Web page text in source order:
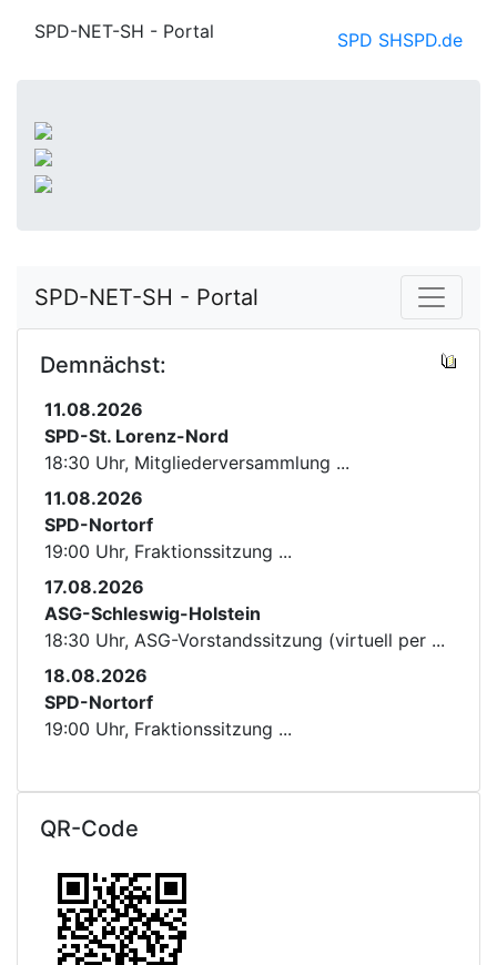
SPD-NET-SH - Portal SPD SHSPD.de
SPD-NET-SH - Portal
Demnächst:
11.08.2026
SPD-St. Lorenz-Nord
18:30 Uhr, Mitgliederversammlung ...
11.08.2026
SPD-Nortorf
19:00 Uhr, Fraktionssitzung ...
17.08.2026
ASG-Schleswig-Holstein
18:30 Uhr, ASG-Vorstandssitzung (virtuell per ...
18.08.2026
SPD-Nortorf
19:00 Uhr, Fraktionssitzung ...
QR-Code